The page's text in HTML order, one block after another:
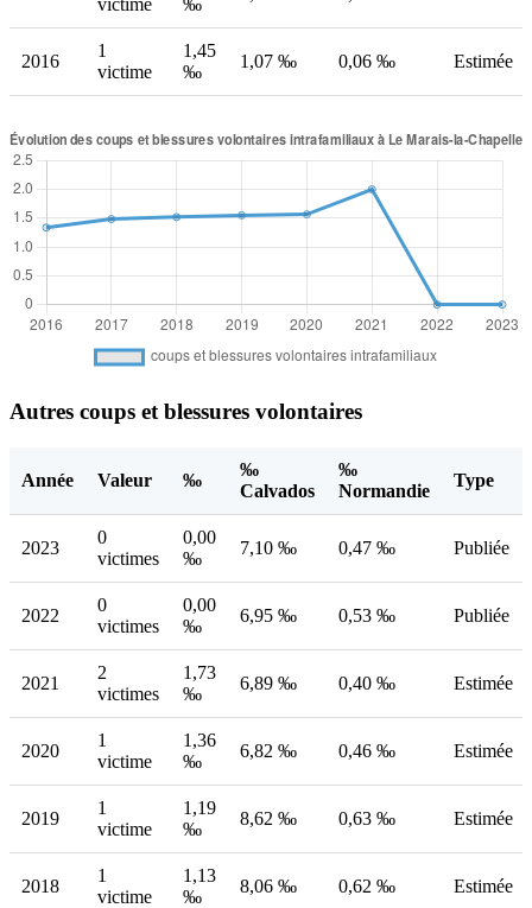
victime ‰
2016
1
victime
1,45
‰
1,07 ‰ 0,06 ‰ Estimée
Autres coups et blessures volontaires
Année Valeur ‰
‰
Calvados
‰
Normandie
Type
2023
0
victimes
0,00
‰
7,10 ‰ 0,47 ‰ Publiée
2022
0
victimes
0,00
‰
6,95 ‰ 0,53 ‰ Publiée
2021
2
victimes
1,73
‰
6,89 ‰ 0,40 ‰ Estimée
2020
1
victime
1,36
‰
6,82 ‰ 0,46 ‰ Estimée
2019
1
victime
1,19
‰
8,62 ‰ 0,63 ‰ Estimée
2018
1
victime
1,13
‰
8,06 ‰ 0,62 ‰ Estimée